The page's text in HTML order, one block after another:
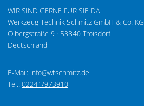
WIR SIND GERNE FÜR SIE DA
Werkzeug-Technik Schmitz GmbH & Co. KG
Ölbergstraße 9 · 53840 Troisdorf
Deutschland
E-Mail: info@wtschmitz.de
Tel.: 02241/973910